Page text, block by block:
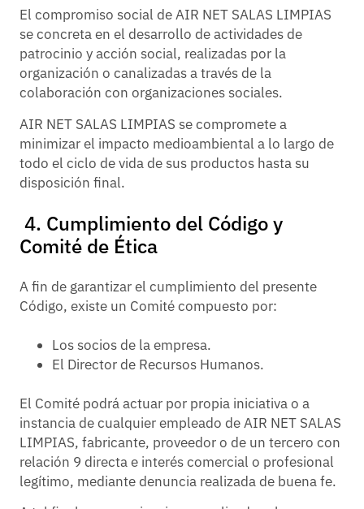
El compromiso social de AIR NET SALAS LIMPIAS
se concreta en el desarrollo de actividades de
patrocinio y acción social, realizadas por la
organización o canalizadas a través de la
colaboración con organizaciones sociales.
AIR NET SALAS LIMPIAS se compromete a
minimizar el impacto medioambiental a lo largo de
todo el ciclo de vida de sus productos hasta su
disposición final.
4. Cumplimiento del Código y
Comité de Ética
A fin de garantizar el cumplimiento del presente
Código, existe un Comité compuesto por:
Los socios de la empresa.
El Director de Recursos Humanos.
El Comité podrá actuar por propia iniciativa o a
instancia de cualquier empleado de AIR NET SALAS
LIMPIAS, fabricante, proveedor o de un tercero con
relación 9 directa e interés comercial o profesional
legítimo, mediante denuncia realizada de buena fe.